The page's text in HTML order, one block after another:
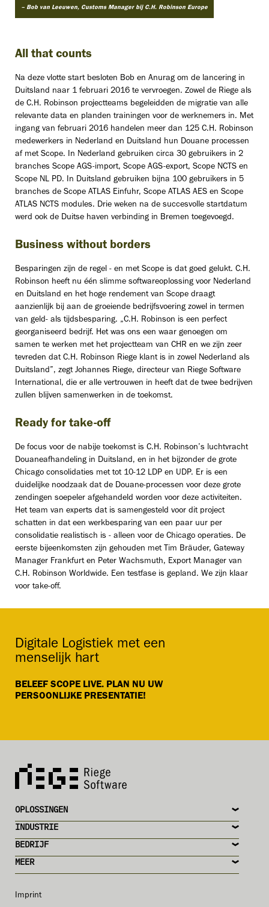
– Bob van Leeuwen, Customs Manager bij C.H. Robinson Europe
All that counts
Na deze vlotte start besloten Bob en Anurag om de lancering in
Duitsland naar 1 februari 2016 te vervroegen. Zowel de Riege als
de C.H. Robinson projectteams begeleidden de migratie van alle
relevante data en planden trainingen voor de werknemers in. Met
ingang van februari 2016 handelen meer dan 125 C.H. Robinson
medewerkers in Nederland en Duitsland hun Douane processen
af met Scope. In Nederland gebruiken circa 30 gebruikers in 2
branches Scope AGS-import, Scope AGS-export, Scope NCTS en
Scope NL PD. In Duitsland gebruiken bijna 100 gebruikers in 5
branches de Scope ATLAS Einfuhr, Scope ATLAS AES en Scope
ATLAS NCTS modules. Drie weken na de succesvolle startdatum
werd ook de Duitse haven verbinding in Bremen toegevoegd.
Business without borders
Besparingen zijn de regel - en met Scope is dat goed gelukt. C.H.
Robinson heeft nu één slimme softwareoplossing voor Nederland
en Duitsland en het hoge rendement van Scope draagt
aanzienlijk bij aan de groeiende bedrijfsvoering zowel in termen
van geld- als tijdsbesparing. „C.H. Robinson is een perfect
georganiseerd bedrijf. Het was ons een waar genoegen om
samen te werken met het projectteam van CHR en we zijn zeer
tevreden dat C.H. Robinson Riege klant is in zowel Nederland als
Duitsland”, zegt Johannes Riege, directeur van Riege Software
International, die er alle vertrouwen in heeft dat de twee bedrijven
zullen blijven samenwerken in de toekomst.
Ready for take-off
De focus voor de nabije toekomst is C.H. Robinson’s luchtvracht
Douaneafhandeling in Duitsland, en in het bijzonder de grote
Chicago consolidaties met tot 10-12 LDP en UDP. Er is een
duidelijke noodzaak dat de Douane-processen voor deze grote
zendingen soepeler afgehandeld worden voor deze activiteiten.
Het team van experts dat is samengesteld voor dit project
schatten in dat een werkbesparing van een paar uur per
consolidatie realistisch is - alleen voor de Chicago operaties. De
eerste bijeenkomsten zijn gehouden met Tim Bräuder, Gateway
Manager Frankfurt en Peter Wachsmuth, Export Manager van
C.H. Robinson Worldwide. Een testfase is gepland. We zijn klaar
voor take-off.
BELEEF SCOPE LIVE. PLAN NU UW
PERSOONLIJKE PRESENTATIE!
Digitale Logistiek met een
menselijk hart
MEER
BEDRIJF
INDUSTRIE
OPLOSSINGEN
Imprint